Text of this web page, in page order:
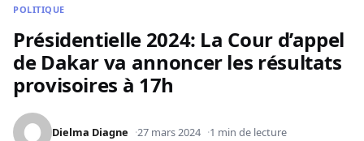
POLITIQUE
Présidentielle 2024: La Cour d’appel
de Dakar va annoncer les résultats
provisoires à 17h
Dielma Diagne 27 mars 2024 1 min de lecture